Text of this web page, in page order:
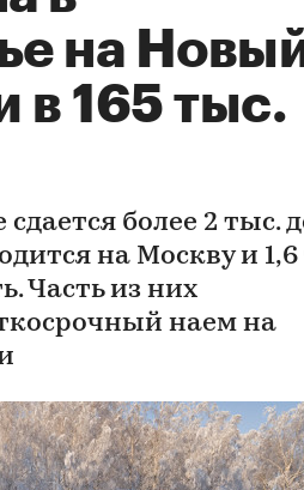
на
в 165 тыс.
более 2 тыс.
на Москву и
Часть из них
наем на